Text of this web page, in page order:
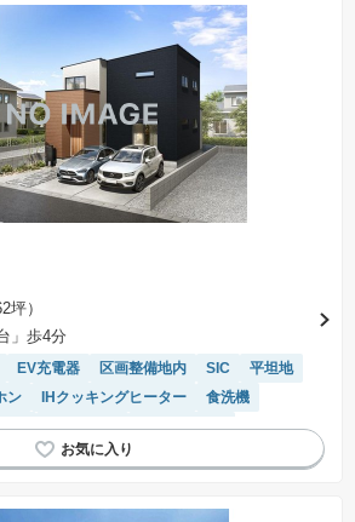
坪）
」歩4分
EV充電器 区画整備地内 SIC
平坦地
ン
IHクッキングヒーター
食洗機
機 窓付き浴室
温水洗浄便座
閑静な住宅地 陽当り良好